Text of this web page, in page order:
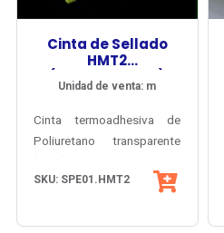
Cinta de Sellado
HMT2
(Transparente)
Unidad de venta: m
Cinta termoadhesiva de
Poliuretano transparente
costuras. Ancho 22 mm,
aplicación con máquina,
SKU: SPE01.HMT2